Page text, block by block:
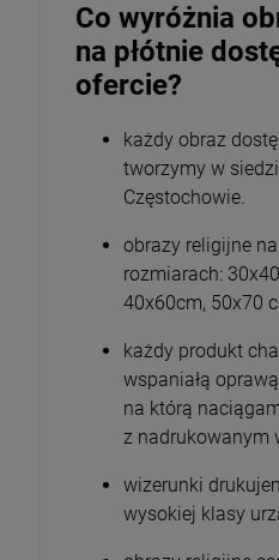
Co wyróżnia
na płótnie
ofercie?
każdy obraz
tworzymy w
Częstochowie.
obrazy religijne
rozmiarach:
40x60cm, 50x70
każdy produkt
wspaniałą
na którą
z nadrukowanym
wizerunki
wysokiej klasy